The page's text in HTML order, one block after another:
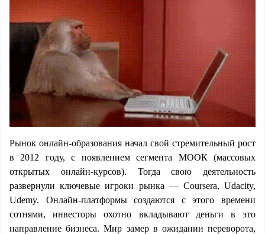
Рынок онлайн-образования начал свой стремительный рост
в 2012 году, с появлением сегмента МООК (массовых
открытых онлайн-курсов). Тогда свою деятельность
развернули ключевые игроки рынка — Coursera, Udacity,
Udemy. Онлайн-платформы создаются с этого времени
сотнями, инвесторы охотно вкладывают деньги в это
направление бизнеса. Мир замер в ожидании переворота,